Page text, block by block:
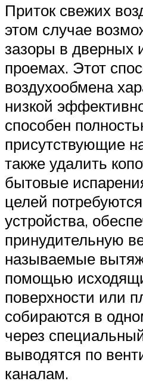
Приток свежих
этом случае
зазоры в дверных
проемах. Этот
воздухообмена
низкой
способен
присутствующие
также удалить
бытовые
целей
устройства,
принудительную
называемые
помощью
поверхности или
собираются в
через
выводятся по
каналам.